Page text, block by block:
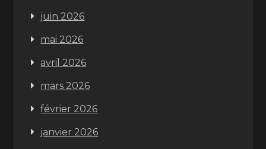
juin 2026
mai 2026
avril 2026
mars 2026
février 2026
janvier 2026